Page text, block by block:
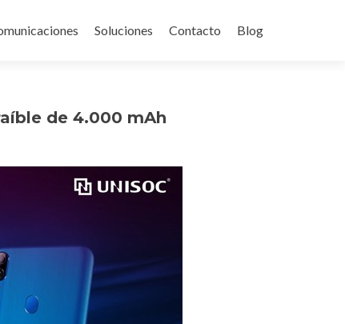
Soluciones Contacto Blog
de 4.000 mAh